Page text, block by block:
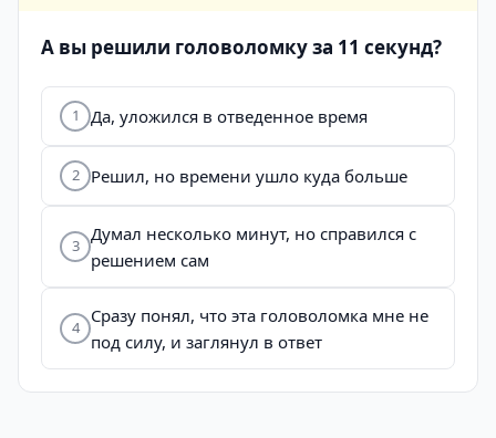
А вы решили головоломку за 11 секунд?
1 Да, уложился в отведенное время
2 Решил, но времени ушло куда больше
3
Думал несколько минут, но справился с
решением сам
4
Сразу понял, что эта головоломка мне не
под силу, и заглянул в ответ